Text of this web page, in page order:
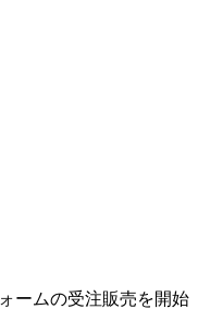
ームの受注販売を開始